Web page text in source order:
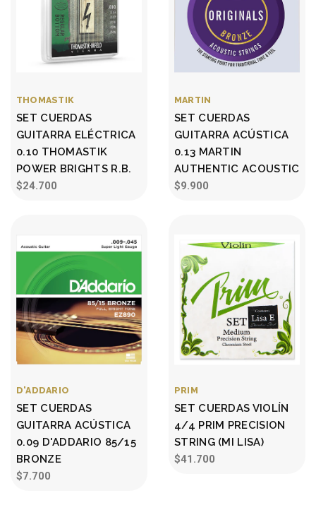
THOMASTIK
SET CUERDAS
GUITARRA ELÉCTRICA
0.10 THOMASTIK
POWER BRIGHTS R.B.
$24.700
MARTIN
SET CUERDAS
GUITARRA ACÚSTICA
0.13 MARTIN
AUTHENTIC ACOUSTIC
$9.900
D'ADDARIO
SET CUERDAS
GUITARRA ACÚSTICA
0.09 D'ADDARIO 85/15
BRONZE
$7.700
PRIM
SET CUERDAS VIOLÍN
4/4 PRIM PRECISION
STRING (MI LISA)
$41.700